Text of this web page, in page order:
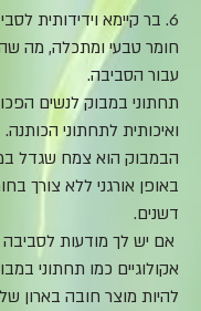
6. בר קיימא וידידותית
חומר טבעי ומתכלה, מה
עבור הסביבה.
תחתוני במבוק לנשים
ואיכותית לתחתוני הכותנה.
הבמבוק הוא צמח שגדל
באופן אורגני ללא צורך
דשנים.
אם יש לך מודעות לסביבה
אקולוגיים כמו תחתוני
להיות מוצר חובה בארון